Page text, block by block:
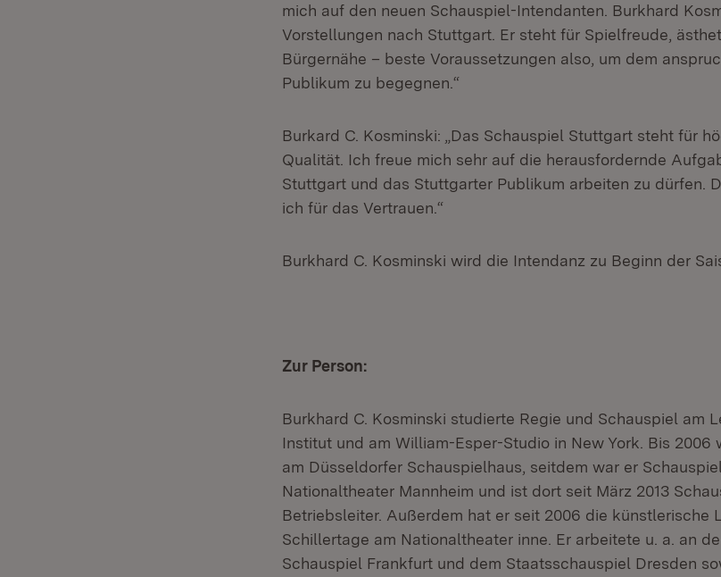
mich auf den neuen Schauspiel-Intendanten. Burkhard
Vorstellungen nach Stuttgart. Er steht für Spielfreude,
Bürgernähe – beste Voraussetzungen also, um dem
Publikum zu begegnen.“
Burkard C. Kosminski: „Das Schauspiel Stuttgart steht für
Qualität. Ich freue mich sehr auf die herausfordernde
Stuttgart und das Stuttgarter Publikum arbeiten zu dürfen.
ich für das Vertrauen.“
Burkhard C. Kosminski wird die Intendanz zu Beginn der
Zur Person:
Burkhard C. Kosminski studierte Regie und Schauspiel am
Institut und am William-Esper-Studio in New York. Bis 2006
am Düsseldorfer Schauspielhaus, seitdem war er
Nationaltheater Mannheim und ist dort seit März 2013
Betriebsleiter. Außerdem hat er seit 2006 die künstlerische
Schillertage am Nationaltheater inne. Er arbeitete u. a. an
Schauspiel Frankfurt und dem Staatsschauspiel Dresden